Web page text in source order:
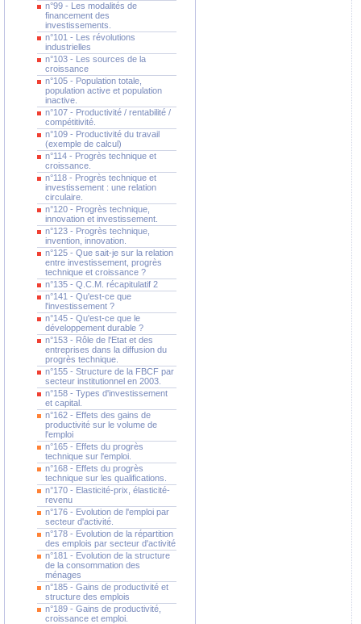
n°99 - Les modalités de
financement des
investissements.
n°101 - Les révolutions
industrielles
n°103 - Les sources de la
croissance
n°105 - Population totale,
population active et population
inactive.
n°107 - Productivité / rentabilité /
compétitivité.
n°109 - Productivité du travail
(exemple de calcul)
n°114 - Progrès technique et
croissance.
n°118 - Progrès technique et
investissement : une relation
circulaire.
n°120 - Progrès technique,
innovation et investissement.
n°123 - Progrès technique,
invention, innovation.
n°125 - Que sait-je sur la relation
entre investissement, progrès
technique et croissance ?
n°135 - Q.C.M. récapitulatif 2
n°141 - Qu'est-ce que
l'investissement ?
n°145 - Qu'est-ce que le
développement durable ?
n°153 - Rôle de l'Etat et des
entreprises dans la diffusion du
progrès technique.
n°155 - Structure de la FBCF par
secteur institutionnel en 2003.
n°158 - Types d'investissement
et capital.
n°162 - Effets des gains de
productivité sur le volume de
l'emploi
n°165 - Effets du progrès
technique sur l'emploi.
n°168 - Effets du progrès
technique sur les qualifications.
n°170 - Elasticité-prix, élasticité-
revenu
n°176 - Evolution de l'emploi par
secteur d'activité.
n°178 - Evolution de la répartition
des emplois par secteur d'activité
n°181 - Evolution de la structure
de la consommation des
ménages
n°185 - Gains de productivité et
structure des emplois
n°189 - Gains de productivité,
croissance et emploi.